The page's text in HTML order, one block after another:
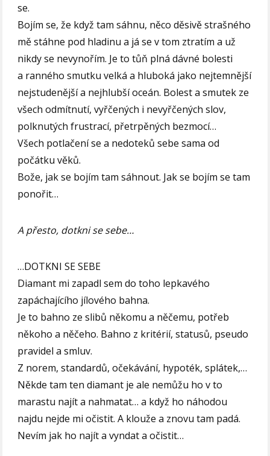
se.
Bojím se, že když tam sáhnu, něco děsivě strašného
mě stáhne pod hladinu a já se v tom ztratím a už
nikdy se nevynořím. Je to tůň plná dávné bolesti
a ranného smutku velká a hluboká jako nejtemnější
nejstudenější a nejhlubší oceán. Bolest a smutek ze
všech odmítnutí, vyřčených i nevyřčených slov,
polknutých frustrací, přetrpěných bezmocí…
Všech potlačení se a nedoteků sebe sama od
počátku věků.
Bože, jak se bojím tam sáhnout. Jak se bojím se tam
ponořit…
A přesto, dotkni se sebe…
…DOTKNI SE SEBE
Diamant mi zapadl sem do toho lepkavého
zapáchajícího jílového bahna.
Je to bahno ze slibů někomu a něčemu, potřeb
někoho a něčeho. Bahno z kritérií, statusů, pseudo
pravidel a smluv.
Z norem, standardů, očekávání, hypoték, splátek,…
Někde tam ten diamant je ale nemůžu ho v to
marastu najít a nahmatat… a když ho náhodou
najdu nejde mi očistit. A klouže a znovu tam padá.
Nevím jak ho najít a vyndat a očistit…